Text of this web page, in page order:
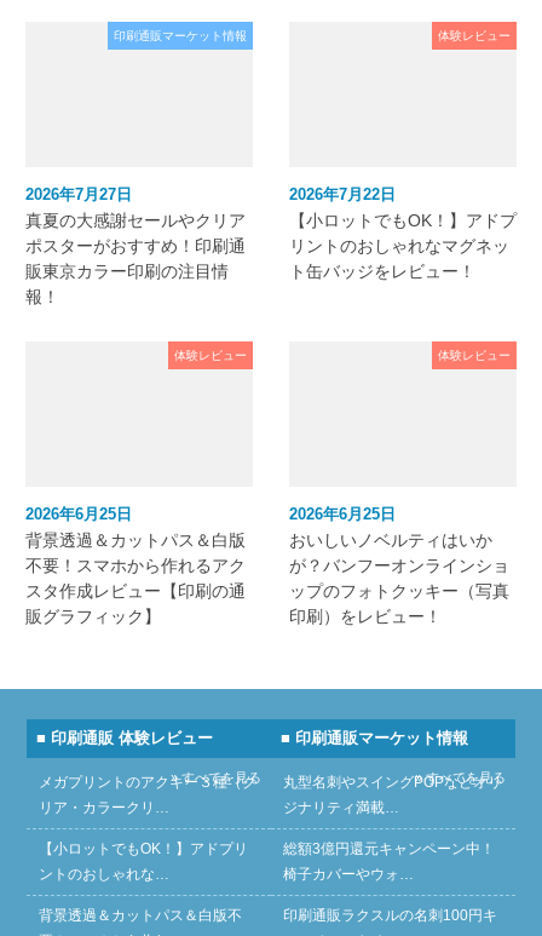
印刷通販マーケット情報
2026年7月27日
真夏の大感謝セールやクリア
ポスターがおすすめ！印刷通
販東京カラー印刷の注目情
報！
体験レビュー
2026年7月22日
【小ロットでもOK！】アドプ
リントのおしゃれなマグネッ
ト缶バッジをレビュー！
体験レビュー
2026年6月25日
背景透過＆カットパス＆白版
不要！スマホから作れるアク
スタ作成レビュー【印刷の通
販グラフィック】
体験レビュー
2026年6月25日
おいしいノベルティはいか
が？バンフーオンラインショ
ップのフォトクッキー（写真
印刷）をレビュー！
■ 印刷通販 体験レビュー
» すべてを見る
メガプリントのアクキー３種（ク
リア・カラークリ…
【小ロットでもOK！】アドプリ
ントのおしゃれな…
背景透過＆カットパス＆白版不
■ 印刷通販マーケット情報
» すべてを見る
丸型名刺やスイングPOPなどオリ
ジナリティ満載…
総額3億円還元キャンペーン中！
椅子カバーやウォ…
印刷通販ラクスルの名刺100円キ